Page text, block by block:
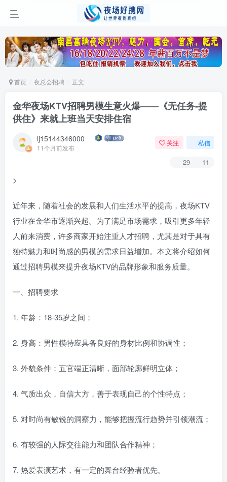
首页 夜总会招聘 正文
金华夜场KTV招聘男模生意火爆——《无任务-提
供住》来就上班当天安排住宿
lj15144346000
11个月前发布
关注 私信
29 11
>
近年来，随着社会的发展和人们生活水平的提高，夜场KTV
行业在金华市逐渐兴起。为了满足市场需求，吸引更多年轻
人前来消费，许多商家开始注重人才招聘，尤其是对于具有
独特魅力和时尚感的男模的需求日益增加。本文将介绍如何
通过招聘男模来提升夜场KTV的品牌形象和服务质量。
一、招聘要求
1. 年龄：18-35岁之间；
2. 身高：男性模特应具备良好的身材比例和协调性；
3. 外貌条件：五官端正清晰，面部轮廓鲜明立体；
4. 气质出众，自信大方，善于表现自己的个性特点；
5. 对时尚有敏锐的洞察力，能够把握流行趋势并引领潮流；
6. 有较强的人际交往能力和团队合作精神；
7. 热爱表演艺术，有一定的舞台经验者优先。